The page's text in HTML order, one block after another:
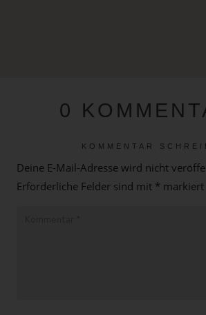
0
KOMMENTAR
Deine E-Mail-Adresse wird nicht
Erforderliche Felder sind mit * markiert